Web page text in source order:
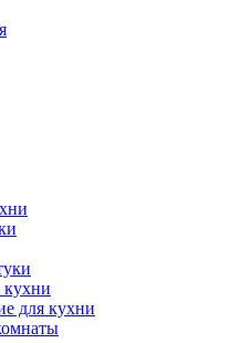
кухни
для кухни